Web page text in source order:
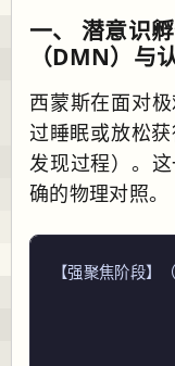
一、 潜意识
（DMN）与
西蒙斯在面对
过睡眠或放松
发现过程）。
确的物理对照。
【强聚焦阶段